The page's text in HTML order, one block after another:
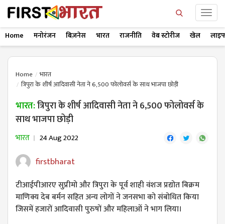
Home मनोरंजन बिज़नेस भारत राजनीति वेब स्टोरीज खेल
Home
भारत
त्रिपुरा के शीर्ष आदिवासी नेता ने 6,500 फोलोवर्स के साथ भाजपा छोड़ी
भारत:त्रिपुरा के शीर्ष आदिवासी नेता ने 6,500 फोलोवर्स के
साथ भाजपा छोड़ी
भारत 24 Aug 2022
firstbharat
टीआईपीआरए सुप्रीमो और त्रिपुरा के पूर्व शाही वंशज प्रद्योत बिक्रम
माणिक्य देब बर्मन सहित अन्य लोगों ने जनसभा को संबोधित किया
जिसमें हजारों आदिवासी पुरुषों और महिलाओं ने भाग लिया।